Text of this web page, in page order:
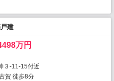
建
万円
３-11-15付近
賀 徒歩8分